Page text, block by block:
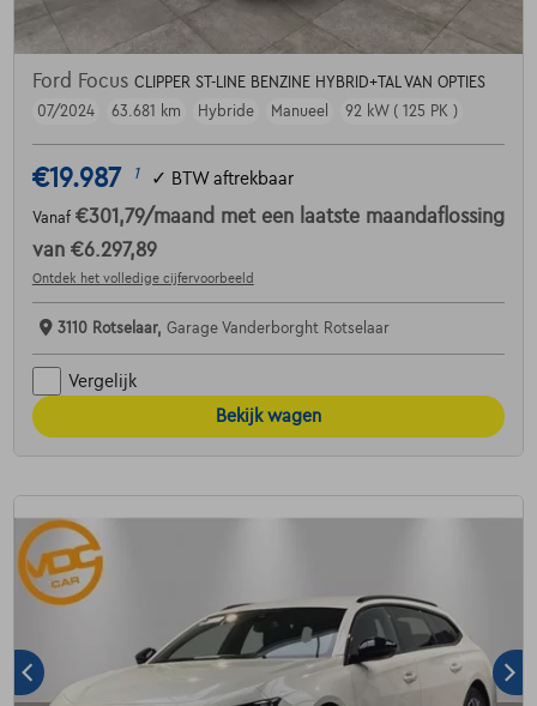
Ford Focus CLIPPER ST-LINE BENZINE HYBRID+TAL VAN OPTIES
07/2024
63.681 km Hybride Manueel 92 kW ( 125 PK )
€19.987 1 ✓ BTW aftrekbaar
Vanaf €301,79/maand met een laatste maandaflossing
van €6.297,89
Ontdek het volledige cijfervoorbeeld
3110 Rotselaar, Garage Vanderborght Rotselaar
Vergelijk
Bekijk wagen